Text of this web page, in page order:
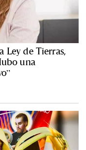
Ley de Tierras,
una